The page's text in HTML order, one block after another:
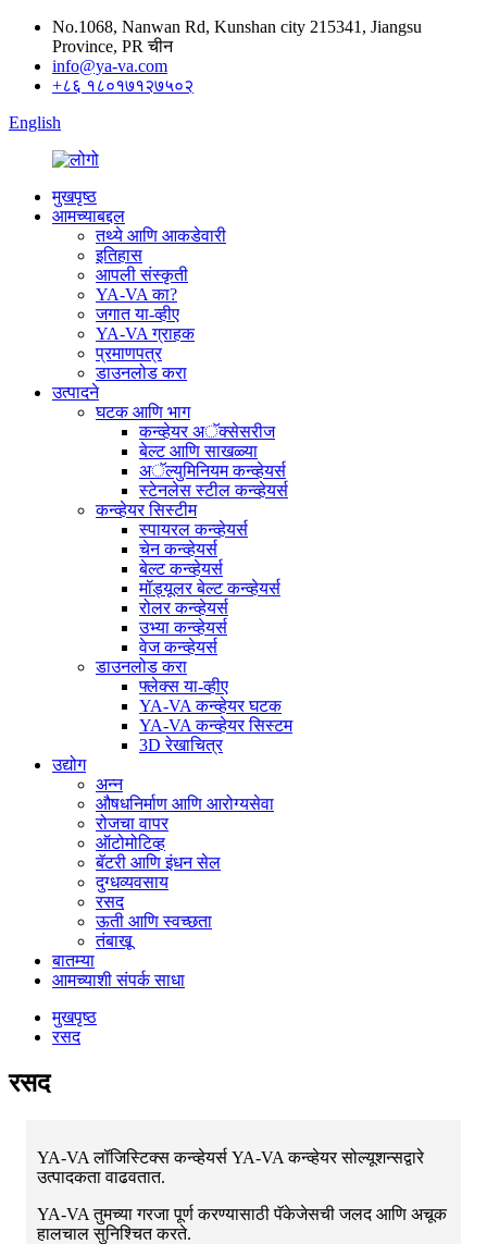
No.1068, Nanwan Rd, Kunshan city 215341, Jiangsu
Province, PR चीन
info@ya-va.com
+८६ १८०१७१२७५०२
English
मुखपृष्ठ
आमच्याबद्दल
तथ्ये आणि आकडेवारी
इतिहास
आपली संस्कृती
YA-VA का?
जगात या-व्हीए
YA-VA ग्राहक
प्रमाणपत्र
डाउनलोड करा
उत्पादने
घटक आणि भाग
कन्व्हेयर अॅक्सेसरीज
बेल्ट आणि साखळ्या
अॅल्युमिनियम कन्व्हेयर्स
स्टेनलेस स्टील कन्व्हेयर्स
कन्व्हेयर सिस्टीम
स्पायरल कन्व्हेयर्स
चेन कन्व्हेयर्स
बेल्ट कन्व्हेयर्स
मॉड्यूलर बेल्ट कन्व्हेयर्स
रोलर कन्व्हेयर्स
उभ्या कन्व्हेयर्स
वेज कन्व्हेयर्स
डाउनलोड करा
फ्लेक्स या-व्हीए
YA-VA कन्व्हेयर घटक
YA-VA कन्व्हेयर सिस्टम
3D रेखाचित्र
उद्योग
अन्न
औषधनिर्माण आणि आरोग्यसेवा
रोजचा वापर
ऑटोमोटिव्ह
बॅटरी आणि इंधन सेल
दुग्धव्यवसाय
रसद
ऊती आणि स्वच्छता
तंबाखू
बातम्या
आमच्याशी संपर्क साधा
मुखपृष्ठ
रसद
रसद
YA-VA लॉजिस्टिक्स कन्व्हेयर्स YA-VA कन्व्हेयर सोल्यूशन्सद्वारे
उत्पादकता वाढवतात.
YA-VA तुमच्या गरजा पूर्ण करण्यासाठी पॅकेजेसची जलद आणि अचूक
हालचाल सुनिश्चित करते.